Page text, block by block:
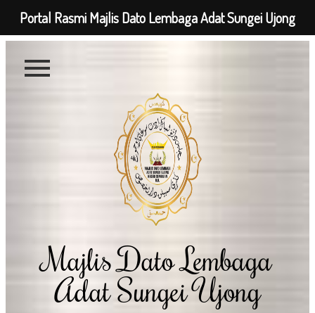
Majlis Dato Lembaga
Adat Sungei Ujong
Portal Rasmi Majlis Dato Lembaga Adat Sungei Ujong